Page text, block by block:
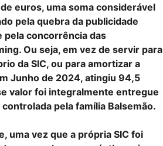
euros, uma soma considerável
pela quebra da publicidade
pela concorrência das
Ou seja, em vez de servir para
da SIC, ou para amortizar a
Junho de 2024, atingiu 94,5
valor foi integralmente entregue
controlada pela família Balsemão.
uma vez que a própria SIC foi